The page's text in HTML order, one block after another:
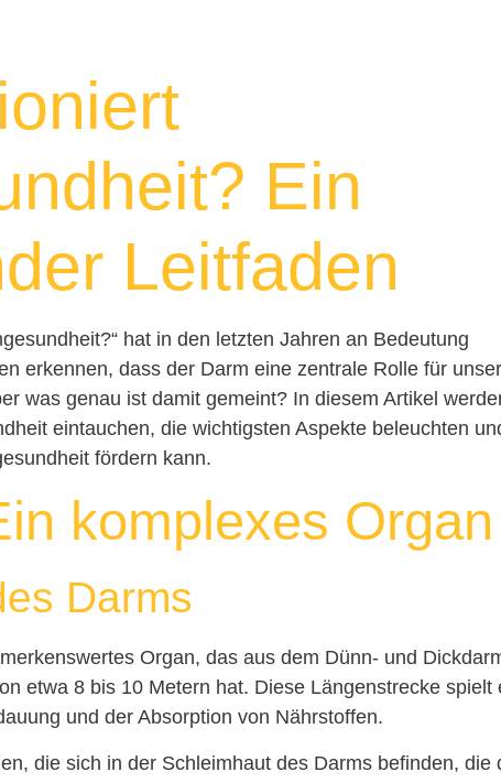
Ein
Leitfaden
hat in den letzten Jahren an Bedeutung
erkennen, dass der Darm eine zentrale Rolle für
was genau ist damit gemeint? In diesem Artikel
eintauchen, die wichtigsten Aspekte beleuchten
fördern kann.
komplexes Organ
Darms
Organ, das aus dem Dünn- und
etwa 8 bis 10 Metern hat. Diese Längenstrecke spielt
und der Absorption von Nährstoffen.
die sich in der Schleimhaut des Darms befinden, die